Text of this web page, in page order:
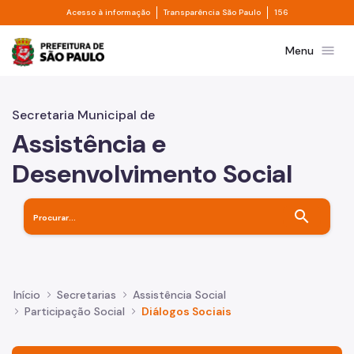
Pular para o Conteúdo principal
Acesso à informação Divisor de acesso à informação
Transparência São Paulo Divisor de
156
Prefeitura de São PauloMenu menu
Secretaria Municipal de
Assistência e
Desenvolvimento Social
search
Início Secretarias
Assistência Social
Participação Social
Diálogos Sociais